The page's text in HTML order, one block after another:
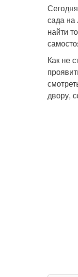
сада на
найти
Как не
двору,